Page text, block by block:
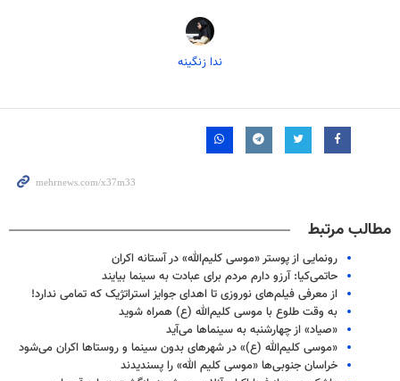
ندا زنگینه
مطالب مرتبط
رونمایی از پوستر «موسی کلیم‌الله» در آستانه اکران
حاتمی‌کیا: آرزو دارم مردم برای عبادت به سینما بیایند
از معرفی فیلم‌های نوروزی تا اهدای جوایز استراتژیک که تمامی ندارد!
به وقت طلوع با موسی کلیم‌الله (ع) همراه شوید
«صیاد» از چهارشنبه به سینماها می‌آید
«موسی کلیم‌الله (ع)» در شهرهای بدون سینما و روستاها اکران می‌شود
خراسان جنوبی‌ها «موسی کلیم الله» را پسندیدند